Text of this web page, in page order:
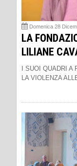
Domenica 28
LA
LILIANE
I SUOI QUADRI A
LA VIOLENZA